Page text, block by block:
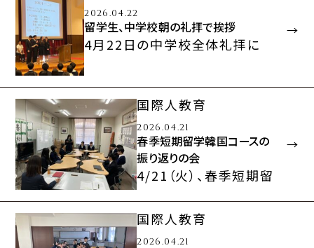
われ…
2026.04.22
留学生、中学校朝の礼拝で挨拶
4月22日の中学校全体礼拝に
国際人教育
2026.04.21
春季短期留学韓国コースの
振り返りの会
4/21（火）、春季短期留
りの会を実施しました。
生徒たちの感想…
国際人教育
2026.04.21